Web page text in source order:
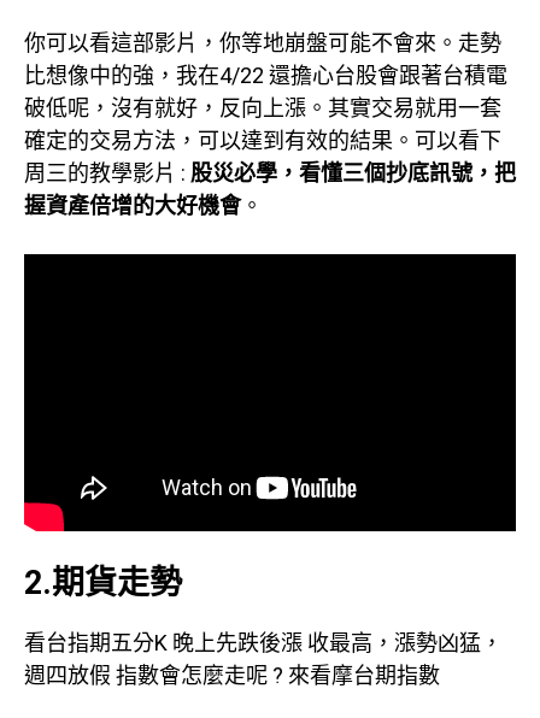
你可以看這部影片，你等地崩盤可能不會來。走勢
比想像中的強，我在4/22 還擔心台股會跟著台積電
破低呢，沒有就好，反向上漲。其實交易就用一套
確定的交易方法，可以達到有效的結果。可以看下
周三的教學影片 : 股災必學，看懂三個抄底訊號，把
握資產倍增的大好機會。
2.期貨走勢
看台指期五分K 晚上先跌後漲 收最高，漲勢凶猛，
週四放假 指數會怎麼走呢 ? 來看摩台期指數